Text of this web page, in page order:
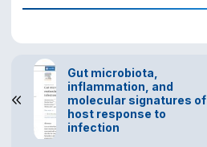
Gut microbiota,
inflammation, and
molecular signatures of
host response to
infection